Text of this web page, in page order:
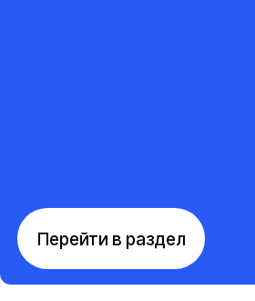
Перейти в раздел